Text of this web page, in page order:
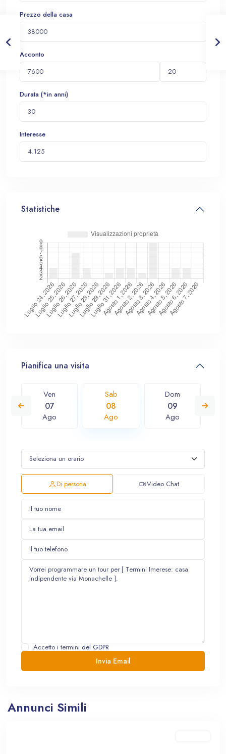
Prezzo della casa
Acconto
Durata (*in anni)
Interesse
Statistiche
Pianifica una visita
Ven
07
Ago
Sab
08
Ago
Dom
09
Ago
Di persona Video Chat
Accetto i termini del GDPR
Annunci Simili